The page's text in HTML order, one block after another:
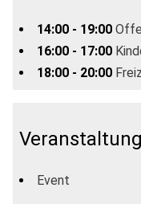
14:00 - 19:00
16:00 - 17:00
18:00 - 20:00
Event